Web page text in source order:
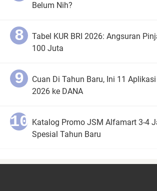
Belum Nih?
Tabel KUR BRI 2026: Angsuran
100 Juta
Cuan Di Tahun Baru, Ini 11
2026 ke DANA
Katalog Promo JSM Alfamart 3-4
Spesial Tahun Baru